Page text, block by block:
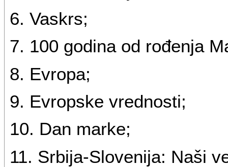
6. Vaskrs;
7. 100 godina od rođenja
8. Evropa;
9. Evropske vrednosti;
10. Dan marke;
11. Srbija-Slovenija: Naši